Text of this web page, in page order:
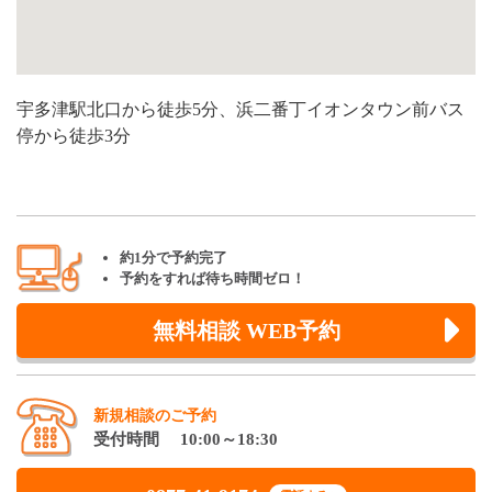
宇多津駅北口から徒歩5分、浜二番丁イオンタウン前バス
停から徒歩3分
約1分で予約完了
予約をすれば待ち時間ゼロ！
無料相談 WEB予約
新規相談のご予約
受付時間 10:00～18:30